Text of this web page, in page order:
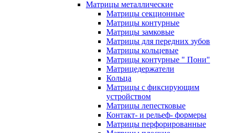
Матрицы металлические
Матрицы секционные
Матрицы контурные
Матрицы замковые
Матрицы для передних зубов
Матрицы кольцевые
Матрицы контурные " Пони"
Матрицедержатели
Кольца
Матрицы с фиксирующим
устройством
Матрицы лепестковые
Контакт- и рельеф- формеры
Матрицы перфорированные